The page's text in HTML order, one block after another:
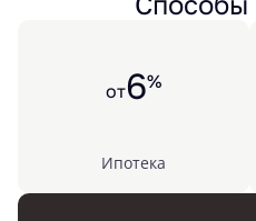
от6%
Ипотека